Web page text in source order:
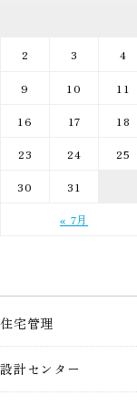
« 7月
2 3 4
9 10 11
16 17 18
23 24 25
30 31
住宅管理
設計センター